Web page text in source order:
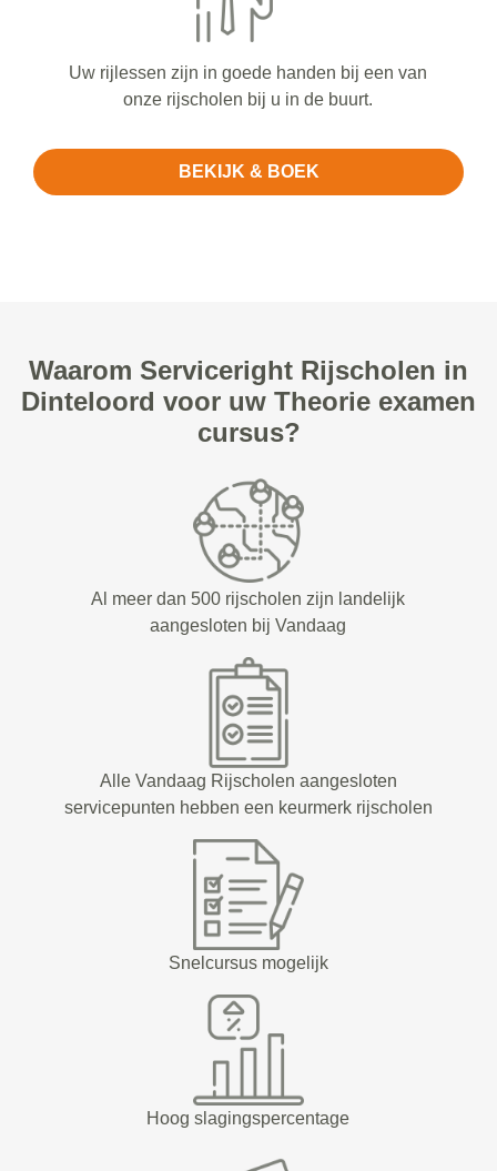
Uw rijlessen zijn in goede handen bij een van
onze rijscholen bij u in de buurt.
BEKIJK & BOEK
Waarom Serviceright Rijscholen in
Dinteloord voor uw Theorie examen
cursus?
Al meer dan 500 rijscholen zijn landelijk
aangesloten bij Vandaag
Alle Vandaag Rijscholen aangesloten
servicepunten hebben een keurmerk rijscholen
Snelcursus mogelijk
Hoog slagingspercentage